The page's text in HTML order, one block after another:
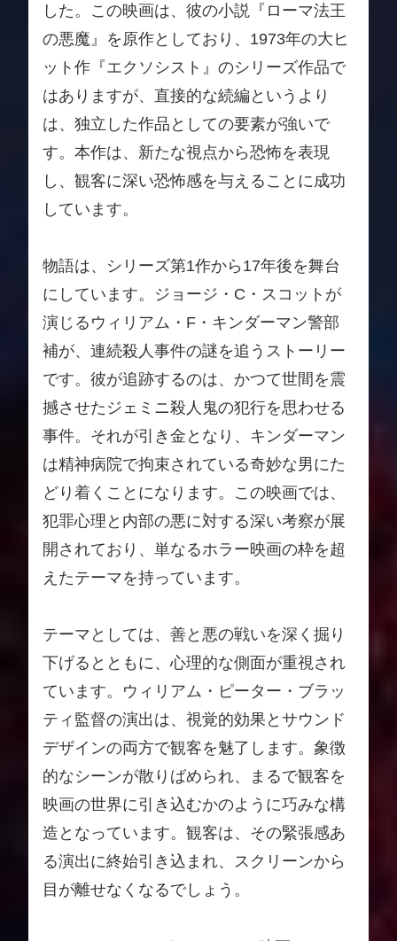
した。この映画は、彼の小説『ローマ法王
の悪魔』を原作としており、1973年の大ヒ
ット作『エクソシスト』のシリーズ作品で
はありますが、直接的な続編というより
は、独立した作品としての要素が強いで
す。本作は、新たな視点から恐怖を表現
し、観客に深い恐怖感を与えることに成功
しています。
物語は、シリーズ第1作から17年後を舞台
にしています。ジョージ・C・スコットが
演じるウィリアム・F・キンダーマン警部
補が、連続殺人事件の謎を追うストーリー
です。彼が追跡するのは、かつて世間を震
撼させたジェミニ殺人鬼の犯行を思わせる
事件。それが引き金となり、キンダーマン
は精神病院で拘束されている奇妙な男にた
どり着くことになります。この映画では、
犯罪心理と内部の悪に対する深い考察が展
開されており、単なるホラー映画の枠を超
えたテーマを持っています。
テーマとしては、善と悪の戦いを深く掘り
下げるとともに、心理的な側面が重視され
ています。ウィリアム・ピーター・ブラッ
ティ監督の演出は、視覚的効果とサウンド
デザインの両方で観客を魅了します。象徴
的なシーンが散りばめられ、まるで観客を
映画の世界に引き込むかのように巧みな構
造となっています。観客は、その緊張感あ
る演出に終始引き込まれ、スクリーンから
目が離せなくなるでしょう。